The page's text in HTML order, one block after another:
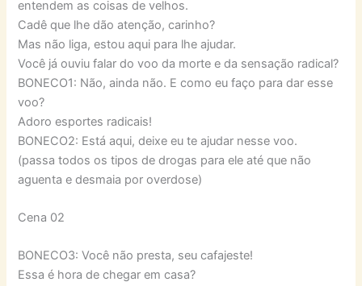
entendem as coisas de velhos.
Cadê que lhe dão atenção, carinho?
Mas não liga, estou aqui para lhe ajudar.
Você já ouviu falar do voo da morte e da sensação radical?
BONECO1: Não, ainda não. E como eu faço para dar esse
voo?
Adoro esportes radicais!
BONECO2: Está aqui, deixe eu te ajudar nesse voo.
(passa todos os tipos de drogas para ele até que não
aguenta e desmaia por overdose)
Cena 02
BONECO3: Você não presta, seu cafajeste!
Essa é hora de chegar em casa?